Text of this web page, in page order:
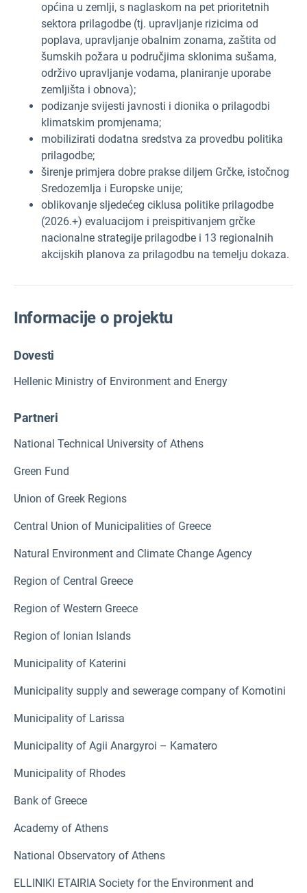
općina u zemlji, s naglaskom na pet prioritetnih
sektora prilagodbe (tj. upravljanje rizicima od
poplava, upravljanje obalnim zonama, zaštita od
šumskih požara u područjima sklonima sušama,
održivo upravljanje vodama, planiranje uporabe
zemljišta i obnova);
podizanje svijesti javnosti i dionika o prilagodbi
klimatskim promjenama;
mobilizirati dodatna sredstva za provedbu politika
prilagodbe;
širenje primjera dobre prakse diljem Grčke, istočnog
Sredozemlja i Europske unije;
oblikovanje sljedećeg ciklusa politike prilagodbe
(2026.+) evaluacijom i preispitivanjem grčke
nacionalne strategije prilagodbe i 13 regionalnih
akcijskih planova za prilagodbu na temelju dokaza.
Informacije o projektu
Dovesti
Hellenic Ministry of Environment and Energy
Partneri
National Technical University of Athens
Green Fund
Union of Greek Regions
Central Union of Municipalities of Greece
Natural Environment and Climate Change Agency
Region of Central Greece
Region of Western Greece
Region of Ionian Islands
Municipality of Katerini
Municipality supply and sewerage company of Komotini
Municipality of Larissa
Municipality of Agii Anargyroi – Kamatero
Municipality of Rhodes
Bank of Greece
Academy of Athens
National Observatory of Athens
ELLINIKI ETAIRIA Society for the Environment and